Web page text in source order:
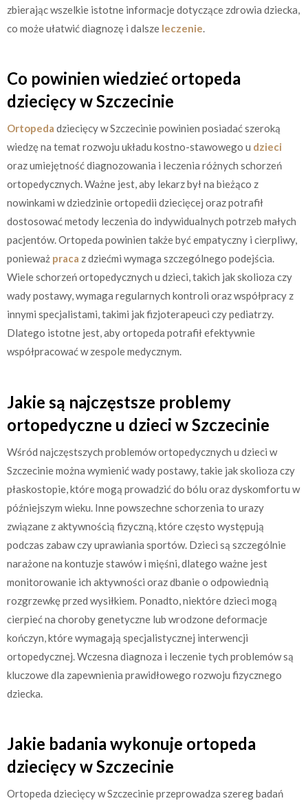
zbierając wszelkie istotne informacje dotyczące zdrowia dziecka,
co może ułatwić diagnozę i dalsze leczenie
Co powinien wiedzieć ortopeda
dziecięcy w Szczecinie
Ortopeda dziecięcy w Szczecinie powinien posiadać szeroką
wiedzę na temat rozwoju układu kostno-stawowego u dzieci
oraz umiejętność diagnozowania i leczenia różnych schorzeń
ortopedycznych. Ważne jest, aby lekarz był na bieżąco z
nowinkami w dziedzinie ortopedii dziecięcej oraz potrafił
dostosować metody leczenia do indywidualnych potrzeb małych
pacjentów. Ortopeda powinien także być empatyczny i cierpliwy,
ponieważ praca z dziećmi wymaga szczególnego podejścia.
Wiele schorzeń ortopedycznych u dzieci, takich jak skolioza czy
wady postawy, wymaga regularnych kontroli oraz współpracy z
innymi specjalistami, takimi jak fizjoterapeuci czy pediatrzy.
Dlatego istotne jest, aby ortopeda potrafił efektywnie
współpracować w zespole medycznym.
Jakie są najczęstsze problemy
ortopedyczne u dzieci w Szczecinie
Wśród najczęstszych problemów ortopedycznych u dzieci w
Szczecinie można wymienić wady postawy, takie jak skolioza czy
płaskostopie, które mogą prowadzić do bólu oraz dyskomfortu w
późniejszym wieku. Inne powszechne schorzenia to urazy
związane z aktywnością fizyczną, które często występują
podczas zabaw czy uprawiania sportów. Dzieci są szczególnie
narażone na kontuzje stawów i mięśni, dlatego ważne jest
monitorowanie ich aktywności oraz dbanie o odpowiednią
rozgrzewkę przed wysiłkiem. Ponadto, niektóre dzieci mogą
cierpieć na choroby genetyczne lub wrodzone deformacje
kończyn, które wymagają specjalistycznej interwencji
ortopedycznej. Wczesna diagnoza i leczenie tych problemów są
kluczowe dla zapewnienia prawidłowego rozwoju fizycznego
dziecka.
Jakie badania wykonuje ortopeda
dziecięcy w Szczecinie
Ortopeda dziecięcy w Szczecinie przeprowadza szereg badań